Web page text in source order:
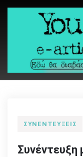
Skip
Your e-
Εδώ θα διαβάσεις
ΣΥΝΕΝΤΕΎΞΕΙΣ
Συνέντευξη